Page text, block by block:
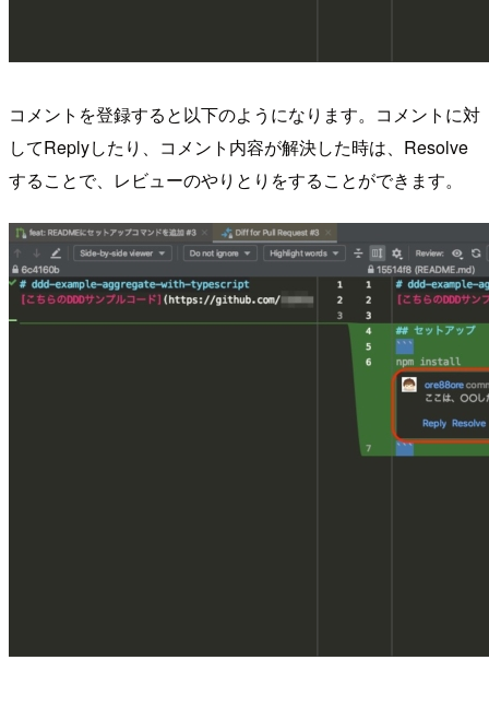
コメントを登録すると以下のようになります。コメントに対
してReplyしたり、コメント内容が解決した時は、Resolve
することで、レビューのやりとりをすることができます。